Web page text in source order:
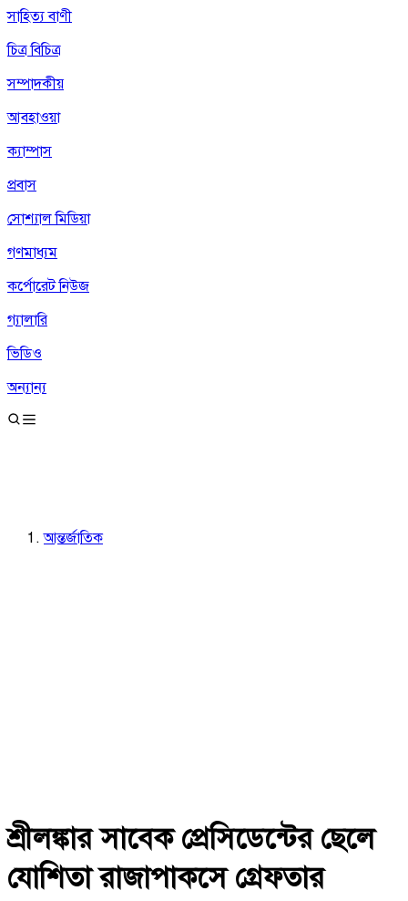
সাহিত্য বাণী
চিত্র বিচিত্র
সম্পাদকীয়
আবহাওয়া
ক্যাম্পাস
প্রবাস
সোশ্যাল মিডিয়া
গণমাধ্যম
কর্পোরেট নিউজ
গ্যালারি
ভিডিও
অন্যান্য
আন্তর্জাতিক
শ্রীলঙ্কার সাবেক প্রেসিডেন্টের ছেলে
যোশিতা রাজাপাকসে গ্রেফতার